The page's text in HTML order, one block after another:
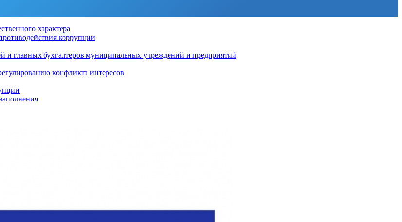
характера
коррупции
и главных бухгалтеров муниципальных учреждений и предприятий
конфликта интересов